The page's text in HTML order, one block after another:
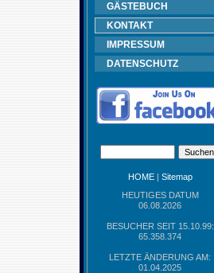
GÄSTEBUCH
KONTAKT
IMPRESSUM
DATENSCHUTZ
HOME| Sitemap
HEUTIGES DATUM
06.08.2026
BESUCHER SEIT 15.10.99:
65.358.374
LETZTE ÄNDERUNG AM:
01.04.2025